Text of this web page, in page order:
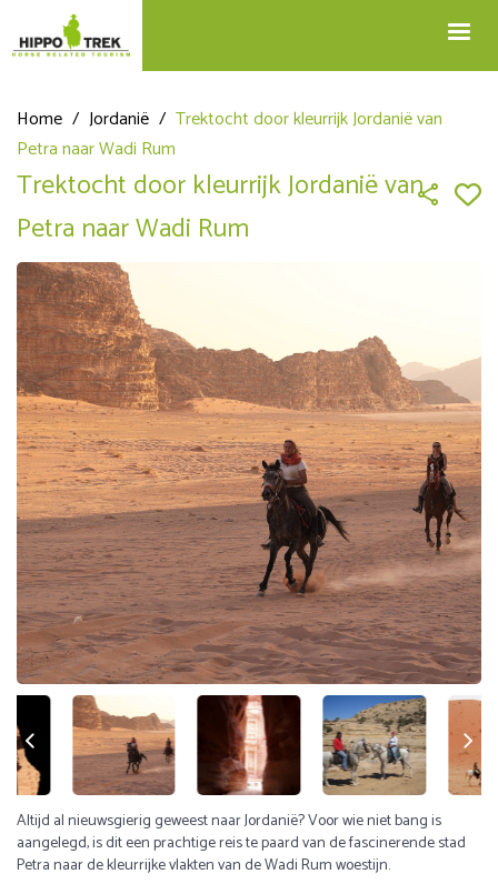
Home / Jordanië / Trektocht door kleurrijk Jordanië van
Petra naar Wadi Rum
Trektocht door kleurrijk Jordanië van
Petra naar Wadi Rum
Altijd al nieuwsgierig geweest naar Jordanië? Voor wie niet bang is
aangelegd, is dit een prachtige reis te paard van de fascinerende stad
Petra naar de kleurrijke vlakten van de Wadi Rum woestijn.